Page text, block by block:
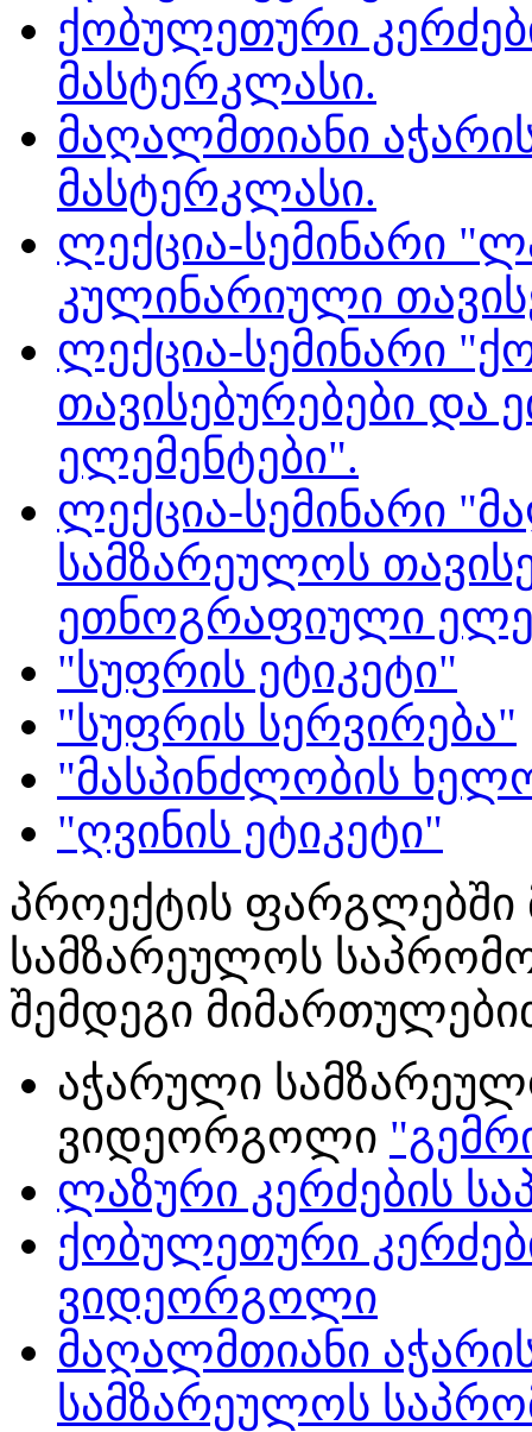
ქობულეთური
მასტერკლასი.
მაღალმთიანი
მასტერკლასი.
ლექცია-სემინარი
კულინარიული
ლექცია-სემინარი
თავისებურებები
ელემენტები".
ლექცია-სემინარი
სამზარეულოს
ეთნოგრაფიული
"სუფრის ეტიკეტი"
"სუფრის სერვირება"
"მასპინძლობის
"ღვინის ეტიკეტი"
პროექტის ფარგლებში
სამზარეულოს
შემდეგი
აჭარული
ვიდეორგოლი
ლაზური კერძების
ქობულეთური
ვიდეორგოლი
მაღალმთიანი
სამზარეულოს